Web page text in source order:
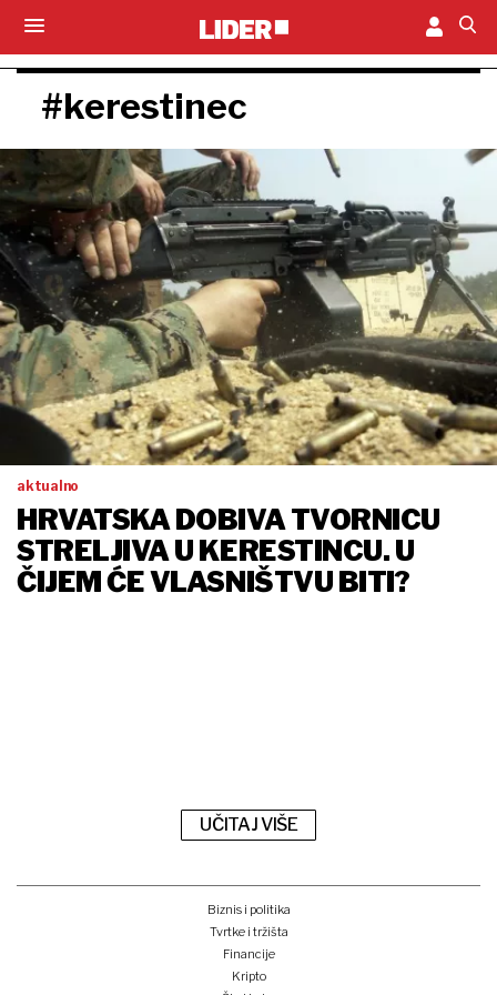
#kerestinec
aktualno
HRVATSKA DOBIVA TVORNICU
STRELJIVA U KERESTINCU. U
ČIJEM ĆE VLASNIŠTVU BITI?
UČITAJ VIŠE
Biznis i politika
Tvrtke i tržišta
Financije
Kripto